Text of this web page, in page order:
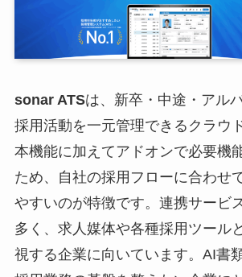
sonar ATSは、新卒・中途・アル
採用活動を一元管理できるクラウ
本機能に加えてアドオンで必要機
ため、自社の採用フローに合わせ
やすいのが特徴です。連携サービ
多く、求人媒体や各種採用ツール
視する企業に向いています。AI書